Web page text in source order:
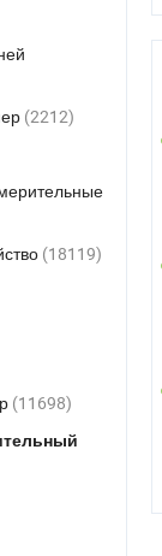
(2212)
(18119)
(11698)